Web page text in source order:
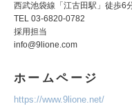
西武池袋線「江古田駅」徒歩6
TEL 03-6820-0782
採用担当
info@9lione.com
ホームページ
https://www.9lione.net/